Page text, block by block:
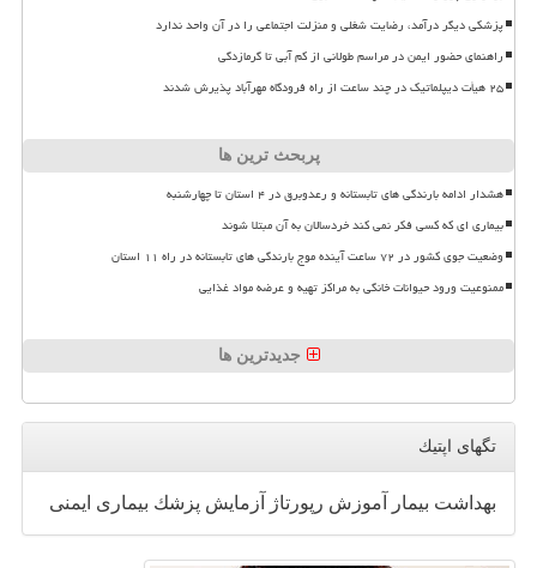
پزشکی دیگر درآمد، رضایت شغلی و منزلت اجتماعی را در آن واحد ندارد
راهنمای حضور ایمن در مراسم طولانی از کم آبی تا گرمازدگی
۲۵ هیأت دیپلماتیک در چند ساعت از راه فرودگاه مهرآباد پذیرش شدند
پربحث ترین ها
هشدار ادامه بارندگی های تابستانه و رعدوبرق در ۴ استان تا چهارشنبه
بیماری ای که کسی فکر نمی کند خردسالان به آن مبتلا شوند
وضعیت جوی کشور در ۷۲ ساعت آینده موج بارندگی های تابستانه در راه ۱۱ استان
ممنوعیت ورود حیوانات خانگی به مراکز تهیه و عرضه مواد غذایی
جدیدترین ها
تگهای اپتیك
بهداشت بیمار آموزش رپورتاژ آزمایش پزشك بیماری ایمنی